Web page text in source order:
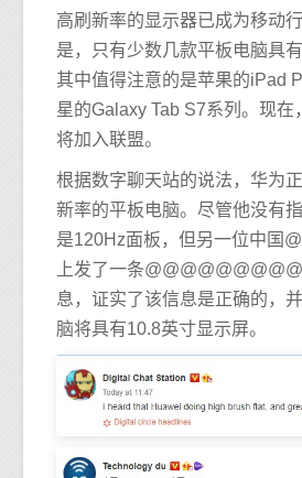
高刷新率的显示器已成为移动
是，只有少数几款平板电脑具
其中值得注意的是苹果的iPad
星的Galaxy Tab S7系列。现在
将加入联盟。
根据数字聊天​​站的说法，华为
新率的平板电脑。尽管他没有
是120Hz面板，但另一位中国
上发了一条@@@@@@@@@
息，证实了该信息是正确的，
脑将具有10.8英寸显示屏。